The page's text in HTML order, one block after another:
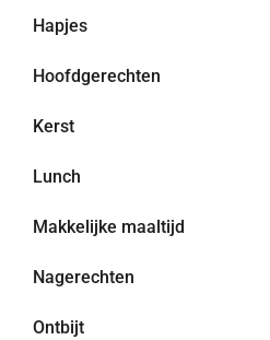
Hapjes
Hoofdgerechten
Kerst
Lunch
Makkelijke maaltijd
Nagerechten
Ontbijt